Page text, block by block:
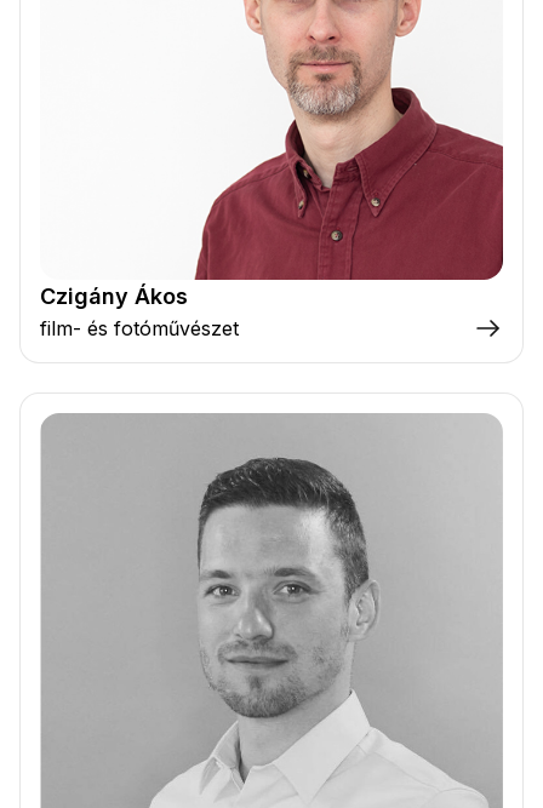
Czigány Ákos
film- és fotóművészet